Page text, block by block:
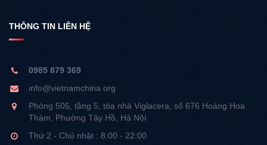
THÔNG TIN LIÊN HỆ
0985 879 369
info@vietnamchina.org
Phòng 505, tầng 5, tòa nhà Viglacera, số 676 Hoàng Hoa
Thám, Phường Tây Hồ, Hà Nội
Thứ 2 - Chủ nhật : 8:00 - 22:00